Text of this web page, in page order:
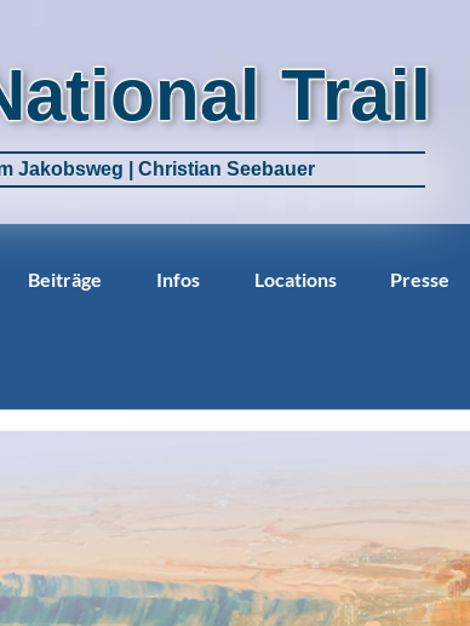
Trail
Jakobsweg | Christian Seebauer
Beiträge Infos Locations Presse